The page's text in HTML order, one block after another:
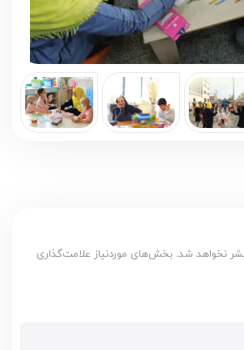
نخواهد شد. بخش‌های موردنیاز علامت‌گذاری